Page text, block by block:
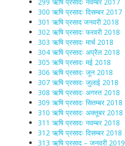
300 ऋषि प्रसादः दिसम्बर 2017
301 ऋषि प्रसाद जनवरी 2018
302 ऋषि प्रसादः फरवरी 2018
303 ऋषि प्रसादः मार्च 2018
304 ऋषि प्रसादः अप्रैल 2018
305 ऋषि प्रसादः मई 2018
306 ऋषि प्रसादः जून 2018
307 ऋषि प्रसादः जुलाई 2018
308 ऋषि प्रसादः अगस्त 2018
309 ऋषि प्रसादः सितम्बर 2018
310 ऋषि प्रसादः अक्तूबर 2018
311 ऋषि प्रसादः नवम्बर 2018
312 ऋषि प्रसादः दिसम्बर 2018
313 ऋषि प्रसाद – जनवरी 2019